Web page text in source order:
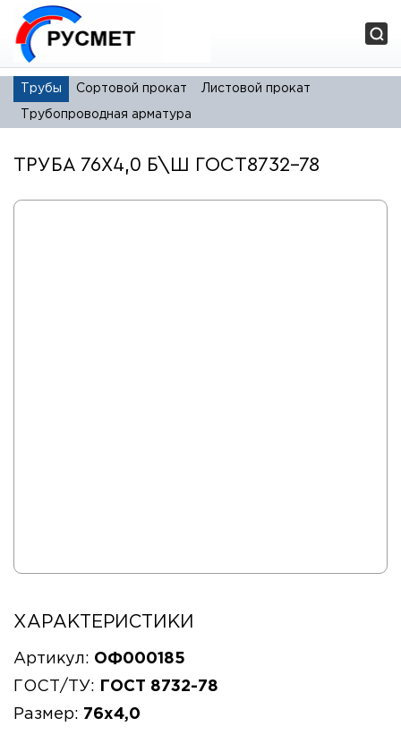
Трубы Сортовой прокат Листовой прокат
Трубопроводная арматура
ТРУБА 76Х4,0 Б\Ш ГОСТ8732-78
Артикул: ОФ000185
ГОСТ/ТУ:
ГОСТ 8732-78
Размер: 76x4,0